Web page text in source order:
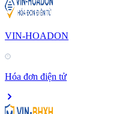
VIN-HOADON
Hóa đơn điện tử